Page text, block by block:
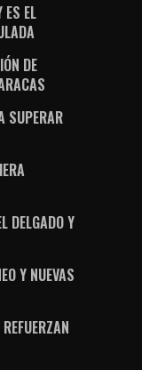
ES EL
DE
SUPERAR
DELGADO Y
Y NUEVAS